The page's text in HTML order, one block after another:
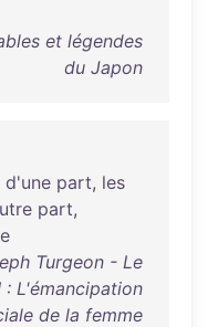
et légendes
du Japon
d'une part, les
part,
Turgeon - Le
: L'émancipation
de la femme